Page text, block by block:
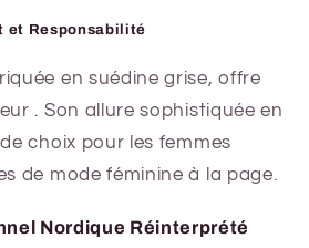
et Responsabilité
en suédine grise, offre
. Son allure sophistiquée en
choix pour les femmes
de mode féminine à la page.
Nordique Réinterprété